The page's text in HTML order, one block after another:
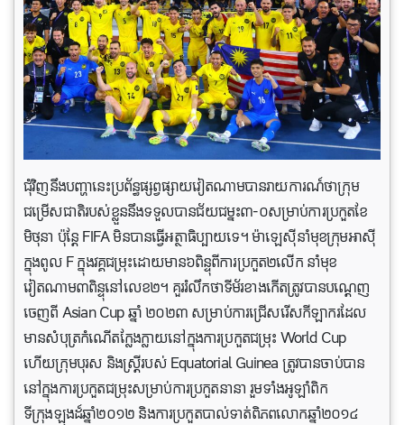
ជុំវិញនឹងបញ្ហានេះប្រព័ន្ធផ្សព្វផ្សាយវៀតណាមបានរាយការណ៍ថាក្រុម
ជម្រើសជាតិរបស់ខ្លួននឹងទទួលបានជ័យជម្នះ៣-០សម្រាប់ការប្រកួតខែ
មិថុនា ប៉ុន្តែ FIFA មិនបានធ្វើអត្ថាធិប្បាយទេ។ ម៉ាឡេស៊ី​នាំមុខ​ក្រុម​អាស៊ី​
ក្នុង​ពូល F ក្នុង​វគ្គ​ជម្រុះ​ដោយ​មាន​៦​ពិន្ទុ​ពី​ការ​ប្រកួត​២​លើក នាំមុខ​
វៀតណាម​៣​ពិន្ទុ​នៅ​លេខ​២។ គួររំលឹកថាទីម័រខាងកើតត្រូវបានបណ្តេញ
ចេញពី Asian Cup ឆ្នាំ ២០២៣ សម្រាប់ការជ្រើសរើសកីឡាករដែល
មានសំបុត្រកំណើតក្លែងក្លាយនៅក្នុងការប្រកួតជម្រុះ World Cup
ហើយក្រុមបុរស និងស្ត្រីរបស់ Equatorial Guinea ត្រូវបានចាប់បាន
នៅក្នុងការប្រកួតជម្រុះសម្រាប់ការប្រកួតនានា រួមទាំងអូឡាំពិក
ទីក្រុងឡុងដ៍ឆ្នាំ២០១២ និងការប្រកួតបាល់ទាត់ពិភពលោកឆ្នាំ២០១៤